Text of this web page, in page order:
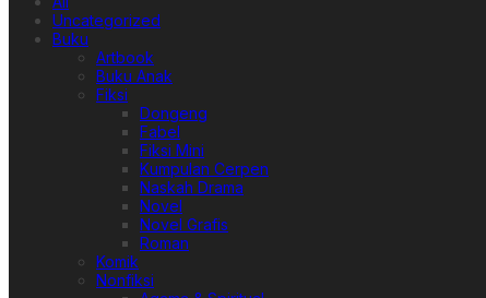
Uncategorized
Buku
Artbook
Buku Anak
Fiksi
Dongeng
Fabel
Fiksi Mini
Kumpulan Cerpen
Naskah Drama
Novel
Novel Grafis
Roman
Komik
Nonfiksi